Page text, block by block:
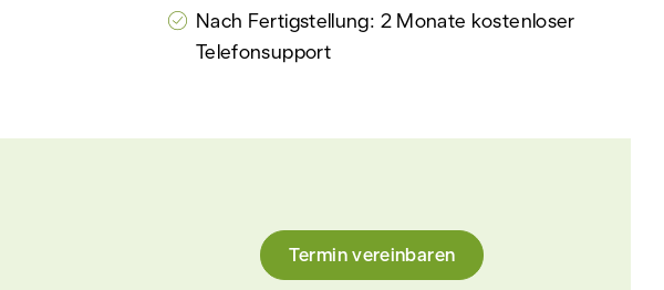
Nach Fertigstellung: 2 Monate kostenloser
Telefonsupport
Termin vereinbaren